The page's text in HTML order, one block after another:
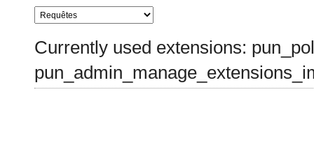
Currently used extensions: